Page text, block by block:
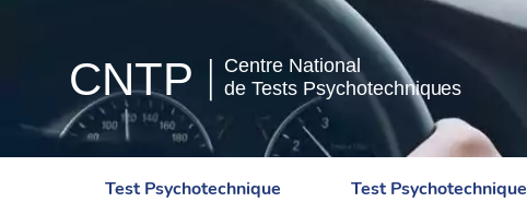
Test Psychotechnique
Test Psychotechnique